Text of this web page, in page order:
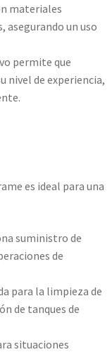
materiales
asegurando un uso
permite que
nivel de experiencia,
es ideal para una
suministro de
de
para la limpieza de
de tanques de
situaciones